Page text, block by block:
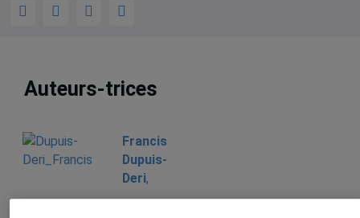
Auteurs-trices
Francis
Dupuis-
Deri,